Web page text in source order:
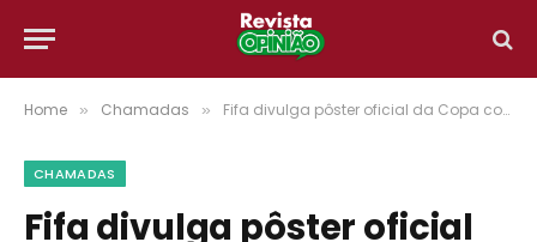
Home » Chamadas » Fifa divulga pôster oficial da Copa com referências à cultura brasileira
CHAMADAS
Fifa divulga pôster oficial